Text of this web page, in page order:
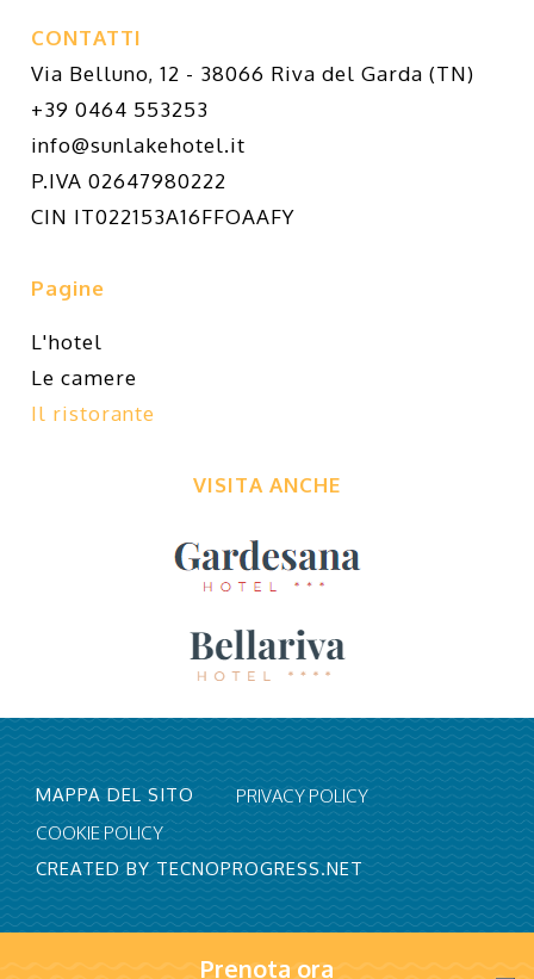
Prenota ora
CONTATTI
Via Belluno, 12 - 38066 Riva del Garda (TN)
+39 0464 553253
info@sunlakehotel.it
P.IVA 02647980222
CIN IT022153A16FFOAAFY
Pagine
L'hotel
Le camere
Il ristorante
VISITA ANCHE
MAPPA DEL SITO
PRIVACY POLICY
COOKIE POLICY
CREATED BY TECNOPROGRESS.NET